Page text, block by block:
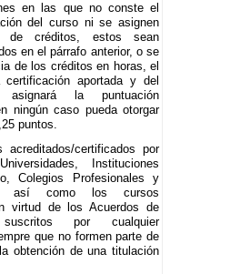
en las que no conste el
del curso ni se asignen
de créditos, estos sean
en el párrafo anterior, o se
de los créditos en horas, el
aportada y del
la puntuación
ningún caso pueda otorgar
puntos.
certificados por
Instituciones
Colegios Profesionales y
así como los cursos
virtud de los Acuerdos de
por cualquier
que no formen parte de
obtención de una titulación